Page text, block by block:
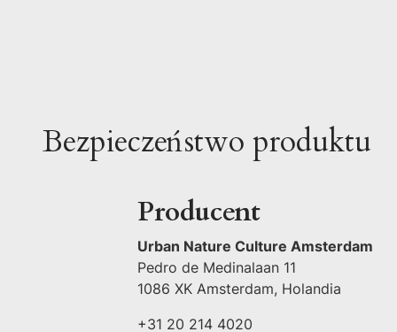
Bezpieczeństwo produktu
Producent
Urban Nature Culture Amsterdam
Pedro de Medinalaan 11
1086 XK Amsterdam, Holandia
+31 20 214 4020